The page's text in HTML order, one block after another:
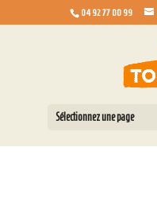
04 92 77 00 99
Sélectionnez une page